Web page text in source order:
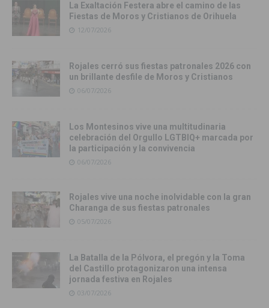
La Exaltación Festera abre el camino de las
Fiestas de Moros y Cristianos de Orihuela
12/07/2026
Rojales cerró sus fiestas patronales 2026 con
un brillante desfile de Moros y Cristianos
06/07/2026
Los Montesinos vive una multitudinaria
celebración del Orgullo LGTBIQ+ marcada por
la participación y la convivencia
06/07/2026
Rojales vive una noche inolvidable con la gran
Charanga de sus fiestas patronales
05/07/2026
La Batalla de la Pólvora, el pregón y la Toma
del Castillo protagonizaron una intensa
jornada festiva en Rojales
03/07/2026